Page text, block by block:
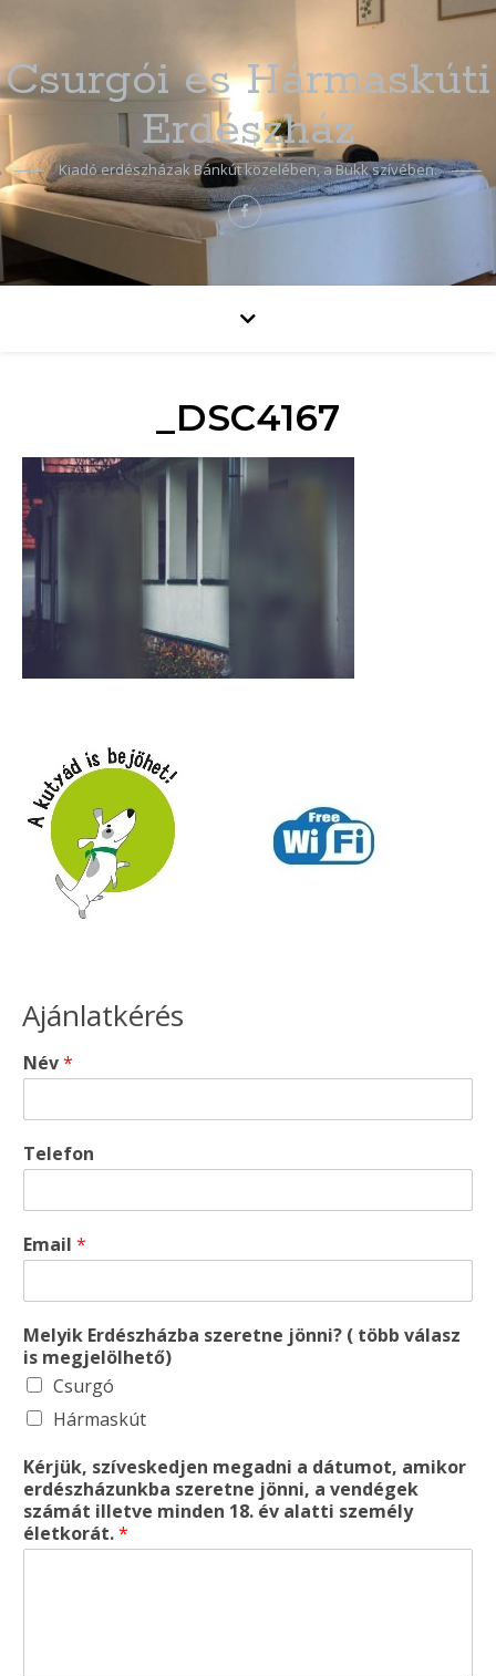
Csurgói és Hármaskúti
Erdészház
Kiadó erdészházak Bánkút közelében, a Bükk szívében.
_DSC4167
Ajánlatkérés
Név*
Telefon
Email *
Melyik Erdészházba szeretne jönni? ( több válasz
is megjelölhető)
Csurgó
Hármaskút
Kérjük, szíveskedjen megadni a dátumot, amikor
erdészházunkba szeretne jönni, a vendégek
számát illetve minden 18. év alatti személy
életkorát.*